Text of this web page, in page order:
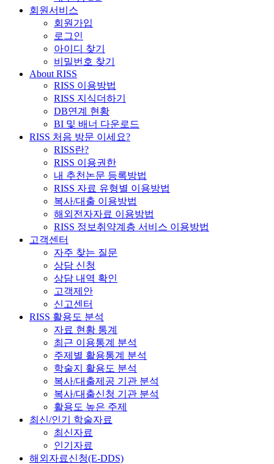
회원서비스
회원가입
로그인
아이디 찾기
비밀번호 찾기
About RISS
RISS 이용방법
RISS 지식더하기
DB연계 현황
BI 및 배너 다운로드
RISS 처음 방문 이세요?
RISS란?
RISS 이용권한
내 추천논문 등록방법
RISS 자료 유형별 이용방법
복사/대출 이용방법
해외전자자료 이용방법
RISS 정보취약계층 서비스 이용방법
고객센터
자주 찾는 질문
상담 신청
상담 내역 확인
고객제안
신고센터
RISS 활용도 분석
자료 현황 통계
최근 이용통계 분석
주제별 활용통계 분석
학술지 활용도 분석
복사/대출제공 기관 분석
복사/대출신청 기관 분석
활용도 높은 주제
최신/인기 학술자료
최신자료
인기자료
해외자료신청(E-DDS)